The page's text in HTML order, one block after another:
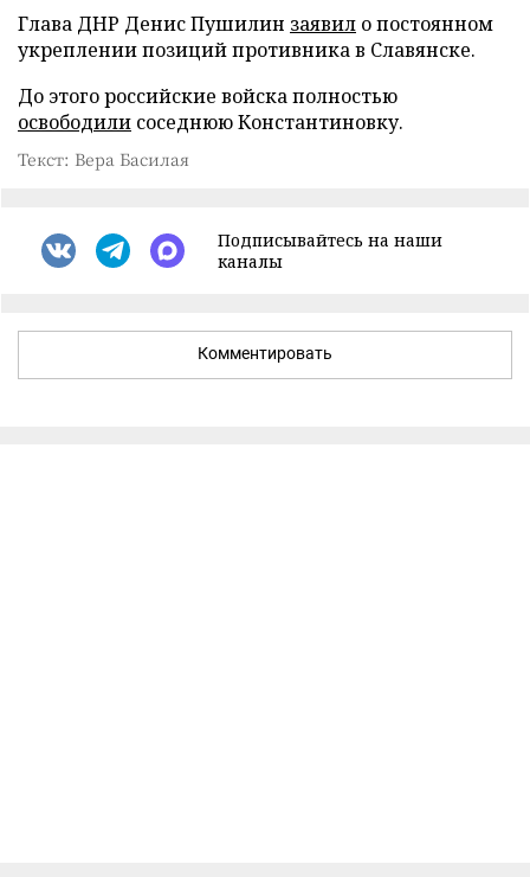
Глава ДНР Денис Пушилин заявил о постоянном
укреплении позиций противника в Славянске.
До этого российские войска полностью
освободили соседнюю Константиновку.
Текст: Вера Басилая
Подписывайтесь на наши
каналы
Комментировать